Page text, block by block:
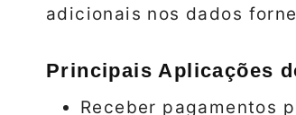
adicionais nos dados
Principais Aplicações
Receber pagamentos